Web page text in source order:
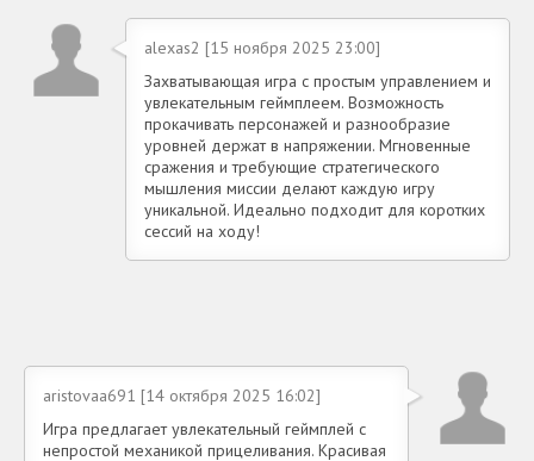
alexas2 [15 ноября 2025 23:00]
Захватывающая игра с простым управлением и
увлекательным геймплеем. Возможность
прокачивать персонажей и разнообразие
уровней держат в напряжении. Мгновенные
сражения и требующие стратегического
мышления миссии делают каждую игру
уникальной. Идеально подходит для коротких
сессий на ходу!
aristovaa691 [14 октября 2025 16:02]
Игра предлагает увлекательный геймплей с
непростой механикой прицеливания. Красивая